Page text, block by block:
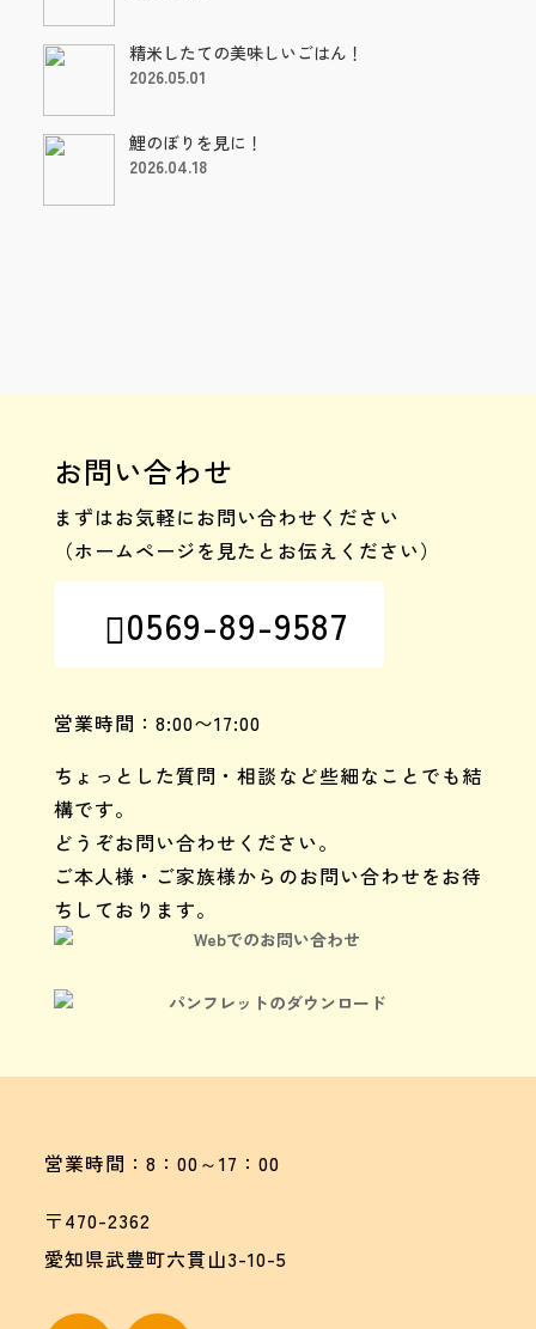
精米したての美味しいごはん！
2026.05.01
鯉のぼりを見に！
2026.04.18
お問い合わせ
まずはお気軽にお問い合わせください
（ホームページを見たとお伝えください）
0569-89-9587
営業時間：8:00〜17:00
ちょっとした質問・相談など些細なことでも結
構です。
どうぞお問い合わせください。
ご本人様・ご家族様からのお問い合わせをお待
ちしております。
営業時間：8：00～17：00
〒470-2362
愛知県武豊町六貫山3-10-5